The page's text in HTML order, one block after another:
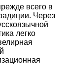
всего в
Через
легко